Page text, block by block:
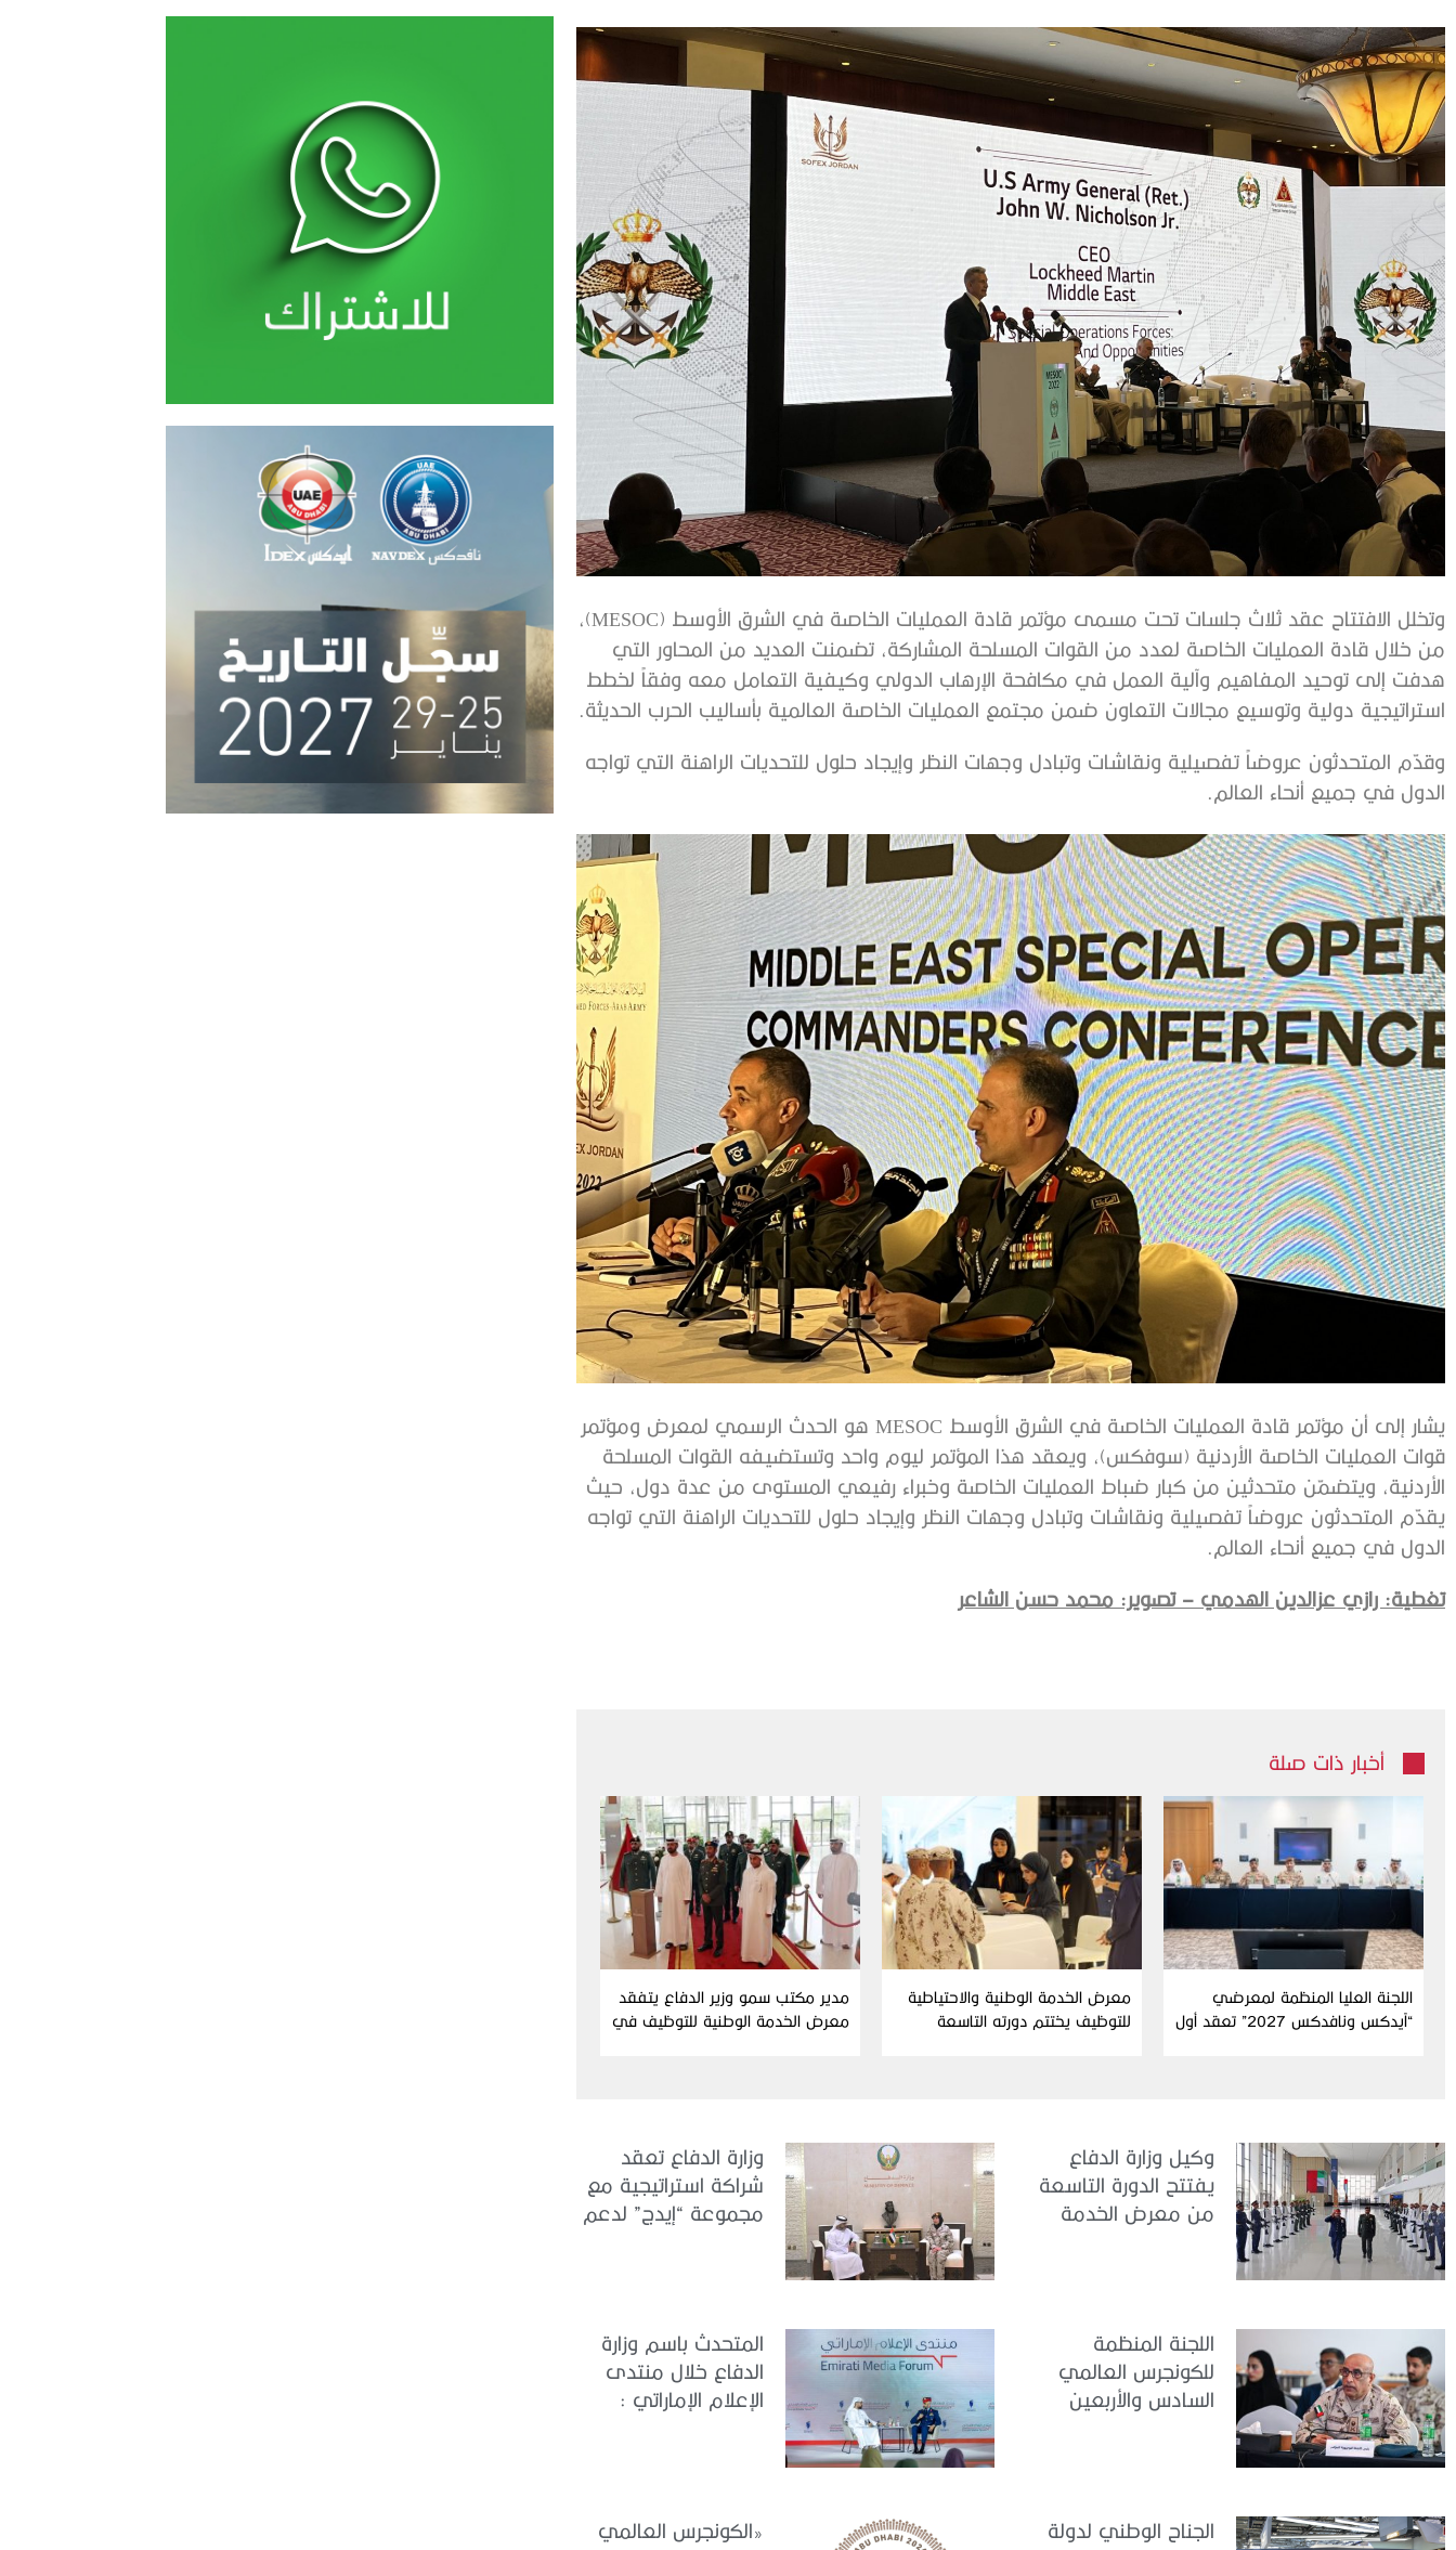
وتخلل الافتتاح عقد ثلاث جلسات تحت مسمى مؤتمر قادة العمليات الخاصة في الشرق الأوسط (MESOC)،
من خلال قادة العمليات الخاصة لعدد من القوات المسلحة المشاركة، تضمنت العديد من المحاور التي
هدفت إلى توحيد المفاهيم وآلية العمل في مكافحة الإرهاب الدولي وكيفية التعامل معه وفقاً لخطط
استراتيجية دولية وتوسيع مجالات التعاون ضمن مجتمع العمليات الخاصة العالمية بأساليب الحرب الحديثة.
وقدّم المتحدثون عروضاً تفصيلية ونقاشات وتبادل وجهات النظر وإيجاد حلول للتحديات الراهنة التي تواجه
الدول في جميع أنحاء العالم.
يشار إلى أن مؤتمر قادة العمليات الخاصة في الشرق الأوسط MESOC هو الحدث الرسمي لمعرض ومؤتمر
قوات العمليات الخاصة الأردنية (سوفكس)، ويعقد هذا المؤتمر ليوم واحد وتستضيفه القوات المسلحة
الأردنية، ويتضمّن متحدثين من كبار ضباط العمليات الخاصة وخبراء رفيعي المستوى من عدة دول، حيث
يقدّم المتحدثون عروضاً تفصيلية ونقاشات وتبادل وجهات النظر وإيجاد حلول للتحديات الراهنة التي تواجه
الدول في جميع أنحاء العالم.
تغطية: رازي عزالدين الهدمي – تصوير: محمد حسن الشاعر
أخبار ذات صلة
اللجنة العليا المنظمة لمعرضي
“آيدكس ونافدكس 2027” تعقد أول
معرض الخدمة الوطنية والاحتياطية
للتوظيف يختتم دورته التاسعة
مدير مكتب سمو وزير الدفاع يتفقد
معرض الخدمة الوطنية للتوظيف في
وكيل وزارة الدفاع
يفتتح الدورة التاسعة
من معرض الخدمة
وزارة الدفاع تعقد
شراكة استراتيجية مع
مجموعة “إيدج” لدعم
اللجنة المنظمة
للكونجرس العالمي
السادس والأربعين
المتحدث باسم وزارة
الدفاع خلال منتدى
الإعلام الإماراتي :
الجناح الوطني لدولة
«الكونجرس العالمي